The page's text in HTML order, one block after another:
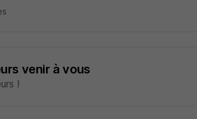
venir à vous
!